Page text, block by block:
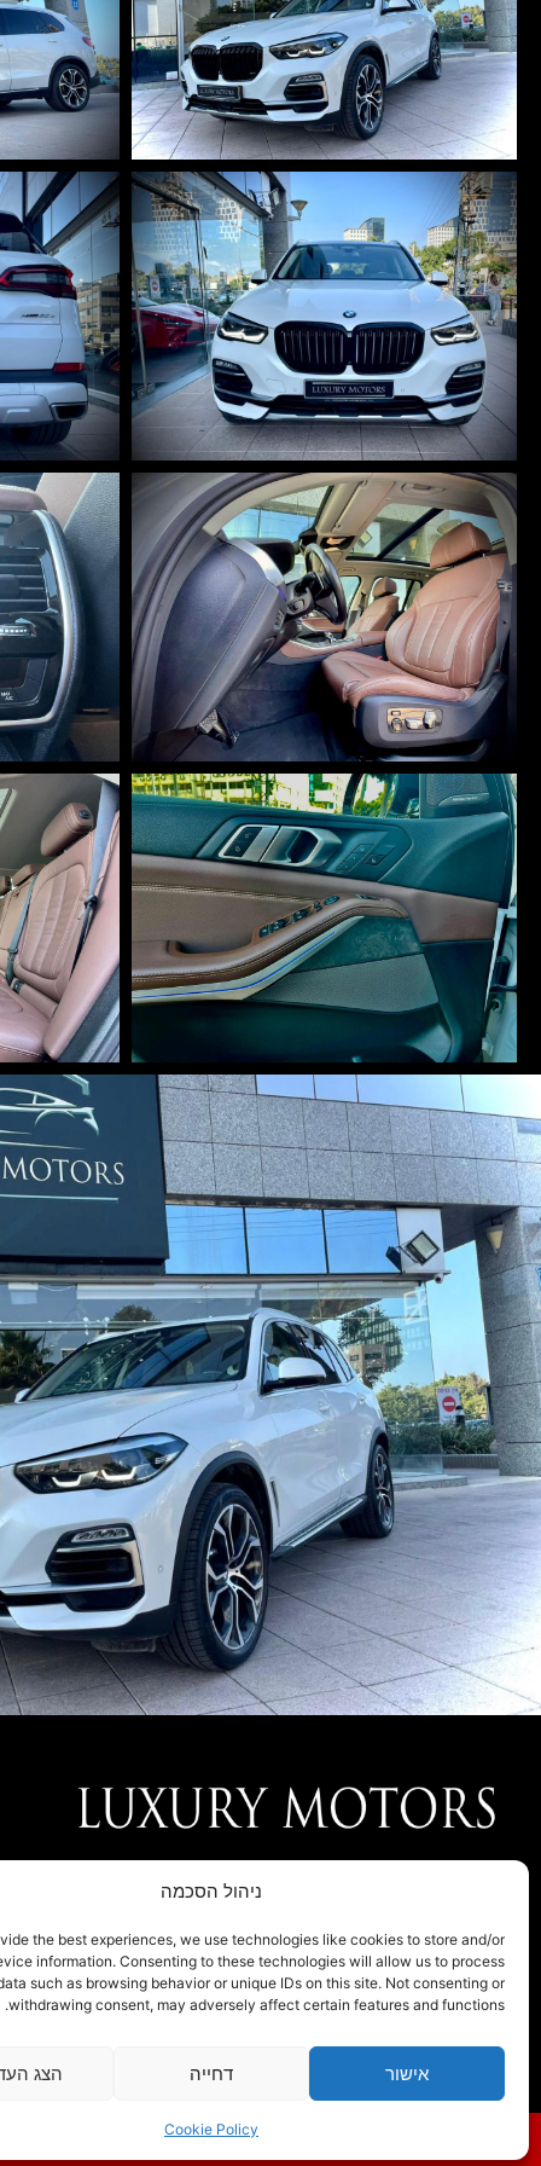
ניהול הסכמה
the best experiences, we use technologies like cookies to store and/or
information. Consenting to these technologies will allow us to process
such as browsing behavior or unique IDs on this site. Not consenting or
withdrawing consent, may adversely affect certain features and functions.
אישור דחייה הצג
Cookie Policy
ייחודיים ובלעדיים שלא מיובאים לארץ באופן סדיר על ידי היבואנים
מתן דגש על שרות ומחיר נמוך ממחירי היבואנים הרשמיים.